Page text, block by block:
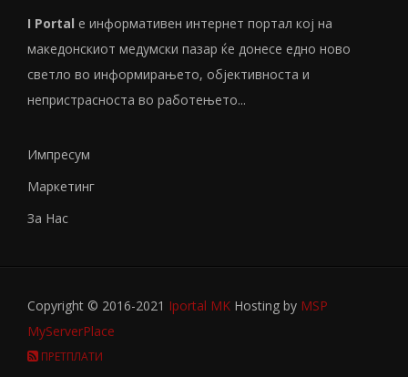
I Portal е информативен интернет портал кој на
македонскиот медумски пазар ќе донесе едно ново
светло во информирањето, објективноста и
непристрасноста во работењето...
Импресум
Маркетинг
За Нас
Copyright © 2016-2021 Iportal MK Hosting by MSP
MyServerPlace
ПРЕТПЛАТИ